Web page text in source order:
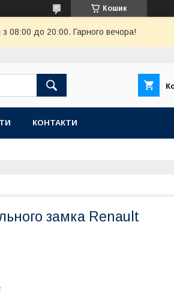
Кошик
08:00 до 20:00. Гарного вечора!
КОНТАКТИ
замка Renault